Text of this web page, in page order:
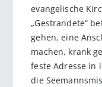
evangelische
„Gestrandete“
gehen, eine
machen, krank
feste Adresse in
die